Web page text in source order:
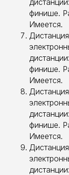
финише.
Имеется.
финише.
Имеется.
финише.
Имеется.